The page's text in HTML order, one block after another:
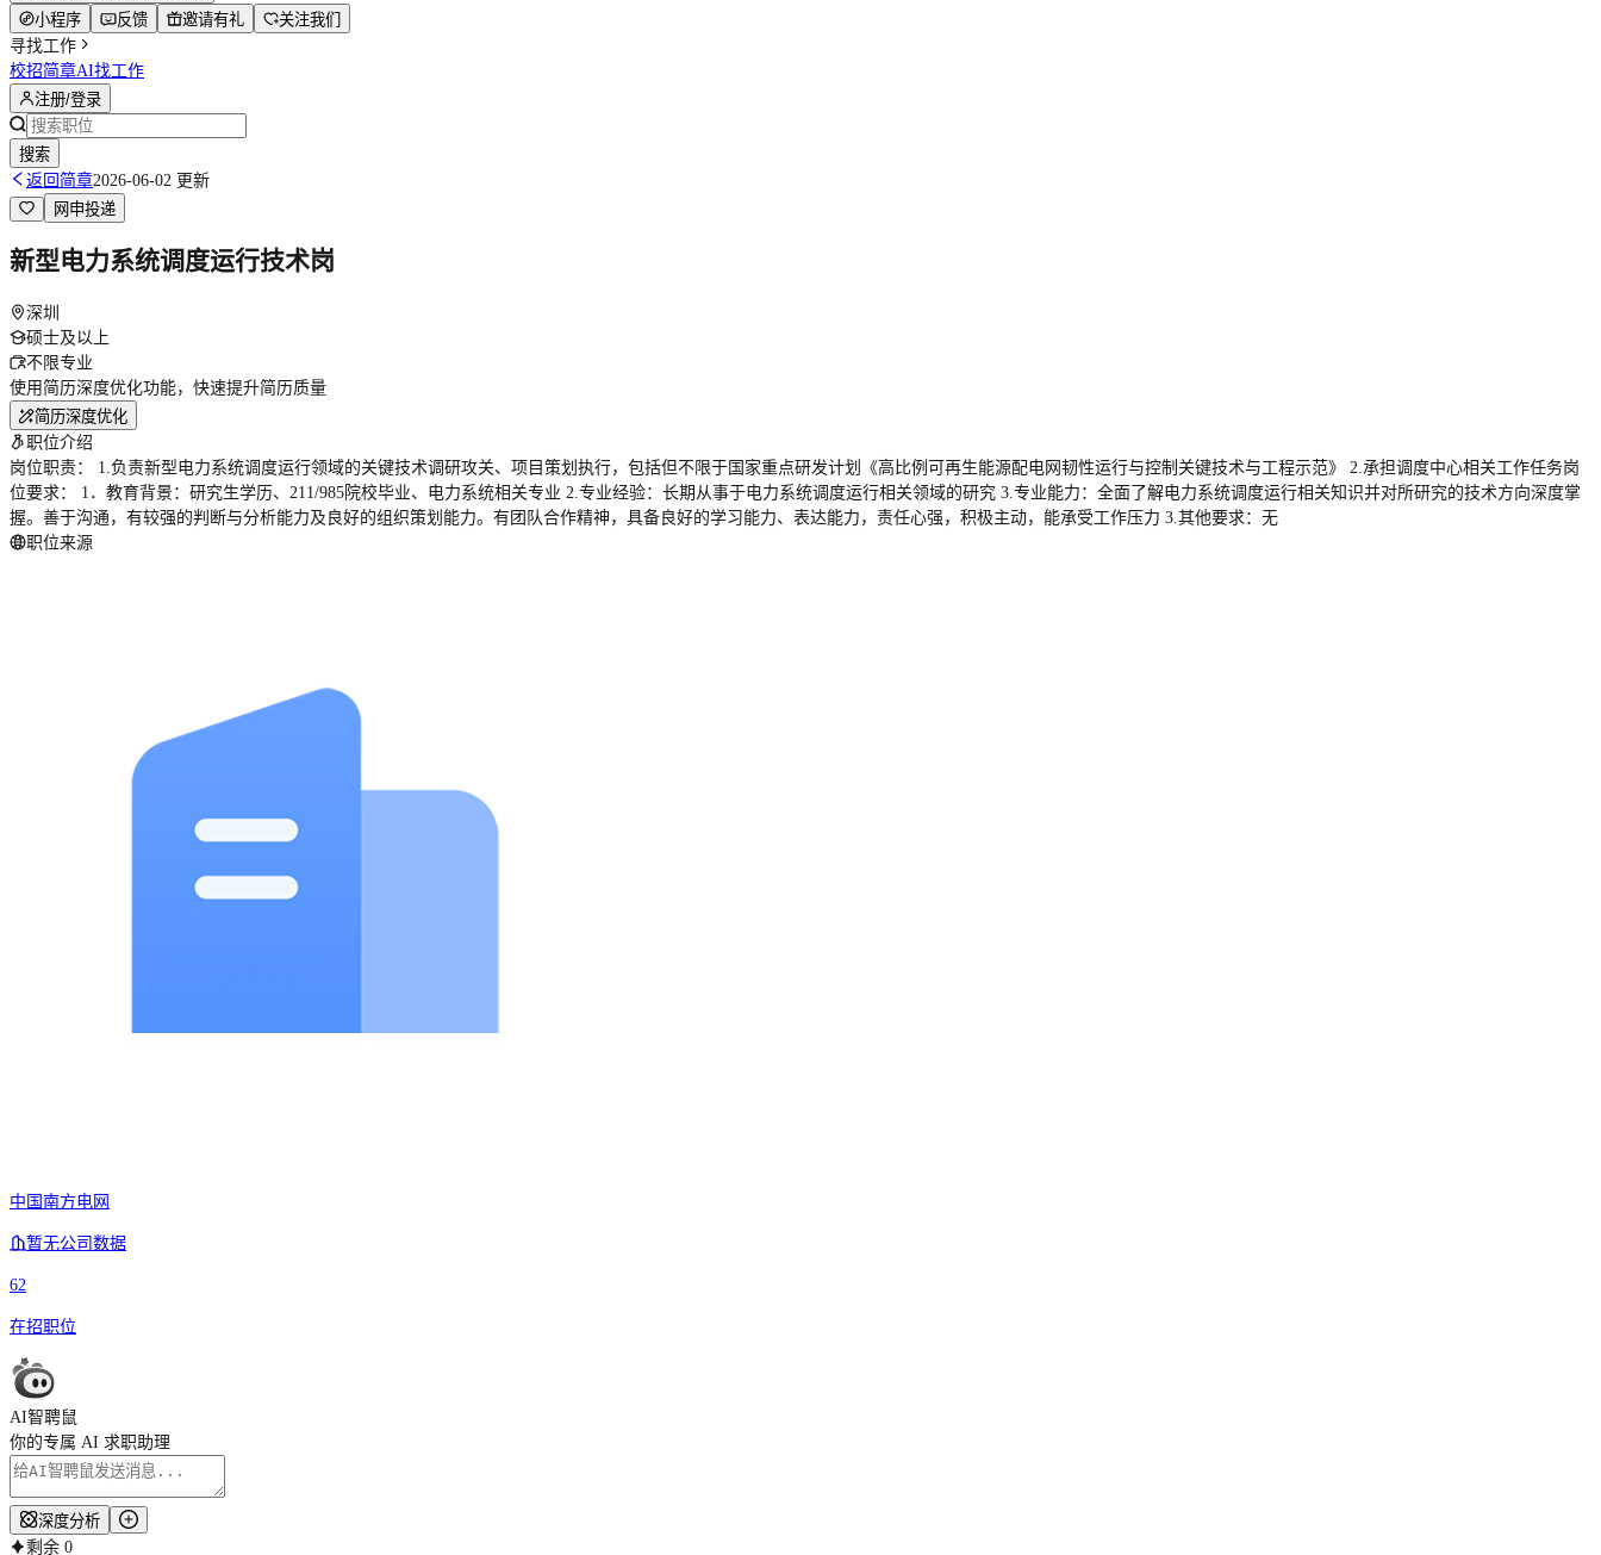
小程序 反馈 邀请有礼
关注我们
寻找工作
校招简章AI找工作
注册/登录
搜索
返回简章2026-06-02 更新
网申投递
新型电力系统调度运行技术岗
深圳
硕士及以上
不限专业
使用简历深度优化功能，快速提升简历质量
简历深度优化
职位介绍
岗位职责： 1.负责新型电力系统调度运行领域的关键技术调研攻关、项目策划执行，包括但不限于国家重点研发计划《高比例可再生能源配电网韧性运行与控制关键技术与工程示范》 2.承担调度中心相关工作任务岗
位要求： 1．教育背景：研究生学历、211/985院校毕业、电力系统相关专业 2.专业经验：长期从事于电力系统调度运行相关领域的研究 3.专业能力：全面了解电力系统调度运行相关知识并对所研究的技术方向深度掌
握。善于沟通，有较强的判断与分析能力及良好的组织策划能力。有团队合作精神，具备良好的学习能力、表达能力，责任心强，积极主动，能承受工作压力 3.其他要求：无
职位来源
中国南方电网
暂无公司数据
62
在招职位
AI智聘鼠
你的专属 AI 求职助理
深度分析
剩余 0